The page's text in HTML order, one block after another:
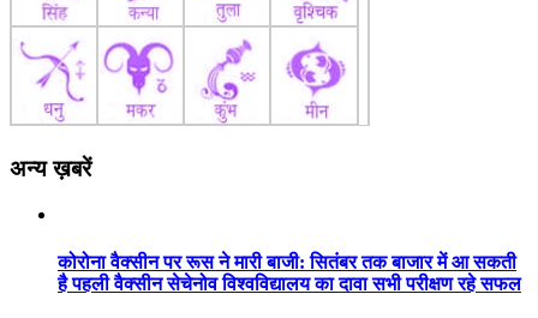
अन्य ख़बरें
कोरोना वैक्सीन पर रूस ने मारी बाजी: सितंबर तक बाजार में आ सकती
है पहली वैक्सीन सेचेनोव विश्वविद्यालय का दावा सभी परीक्षण रहे सफल